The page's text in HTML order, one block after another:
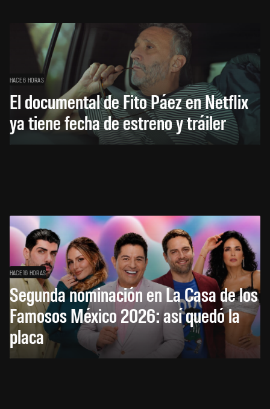
HACE 6 HORAS
El documental de Fito Páez en Netflix
ya tiene fecha de estreno y tráiler
HACE 16 HORAS
Segunda nominación en La Casa de los
Famosos México 2026: así quedó la
placa